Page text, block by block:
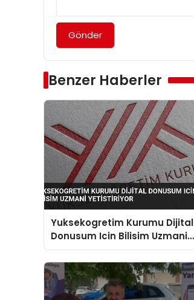
Gönder
Benzer Haberler
Yuksekogretim Kurumu Dijital
Donusum Icin Bilisim Uzmani
Yetistiriyor